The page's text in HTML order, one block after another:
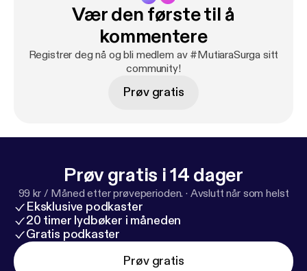
Vær den første til å
kommentere
Registrer deg nå og bli medlem av #MutiaraSurga sitt
community!
Prøv gratis
Prøv gratis i 14 dager
99 kr / Måned etter prøveperioden. · Avslutt når som helst
Eksklusive podkaster
20 timer lydbøker i måneden
Gratis podkaster
Prøv gratis